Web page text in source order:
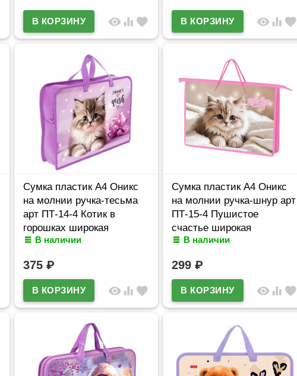
visibility equalizer favorite
visibility equalizer favorite
Сумка пластик А4 Оникс
на молнии ручка-тесьма
арт ПТ-14-4 Котик в
горошках широкая
боковинка
В наличии
375 ₽
visibility equalizer favorite
Сумка пластик А4 Оникс
на молнии ручка-шнур арт
ПТ-15-4 Пушистое
счастье широкая
боковинка
В наличии
299 ₽
visibility equalizer favorite